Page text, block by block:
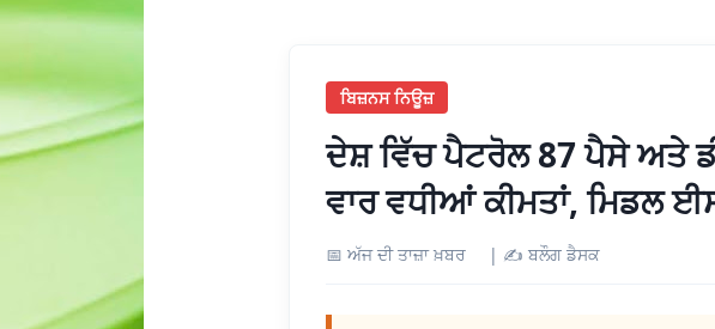
ਬਿਜ਼ਨਸ ਨਿਊਜ਼
ਦੇਸ਼ ਵਿੱਚ ਪੈਟਰੋਲ 87 ਪੈਸੇ ਅਤੇ
ਵਾਰ ਵਧੀਆਂ ਕੀਮਤਾਂ, ਮਿਡਲ
📅 ਅੱਜ ਦੀ ਤਾਜ਼ਾ ਖ਼ਬਰ | ✍️ ਬਲੌਗ ਡੈਸਕ